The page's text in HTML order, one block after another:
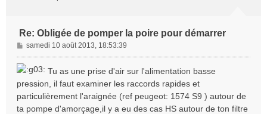
Re: Obligée de pomper la poire pour démarrer
M
e
s
a
g
e
samedi 10 août 2013, 18:53:39
Tu as une prise d'air sur l'alimentation basse
pression, il faut examiner les raccords rapides et
particulièrement l'araignée (ref peugeot: 1574 S9 ) autour de
ta pompe d'amorçage,il y a eu des cas HS autour de ton filtre